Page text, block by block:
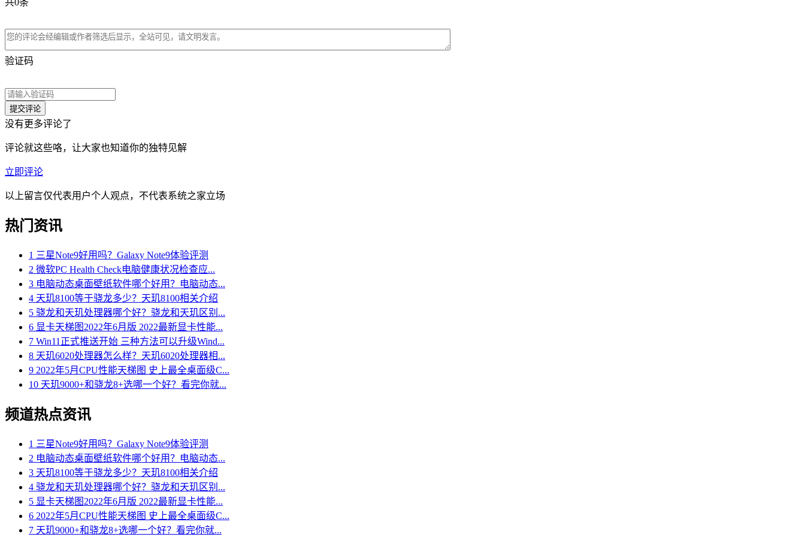
共0条
验证码
没有更多评论了
评论就这些咯，让大家也知道你的独特见解
立即评论
以上留言仅代表用户个人观点，不代表系统之家立场
热门资讯
1 三星Note9好用吗？Galaxy Note9体验评测
2 微软PC Health Check电脑健康状况检查应...
3 电脑动态桌面壁纸软件哪个好用？电脑动态...
4 天玑8100等于骁龙多少？天玑8100相关介绍
5 骁龙和天玑处理器哪个好？骁龙和天玑区别...
6 显卡天梯图2022年6月版 2022最新显卡性能...
7 Win11正式推送开始 三种方法可以升级Wind...
8 天玑6020处理器怎么样？天玑6020处理器相...
9 2022年5月CPU性能天梯图 史上最全桌面级C...
10 天玑9000+和骁龙8+选哪一个好？看完你就...
频道热点资讯
1 三星Note9好用吗？Galaxy Note9体验评测
2 电脑动态桌面壁纸软件哪个好用？电脑动态...
3 天玑8100等于骁龙多少？天玑8100相关介绍
4 骁龙和天玑处理器哪个好？骁龙和天玑区别...
5 显卡天梯图2022年6月版 2022最新显卡性能...
6 2022年5月CPU性能天梯图 史上最全桌面级C...
7 天玑9000+和骁龙8+选哪一个好？看完你就...